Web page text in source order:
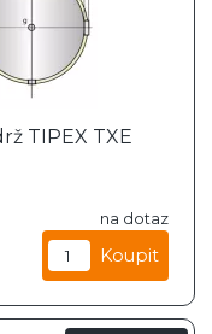
TIPEX TXE
na dotaz